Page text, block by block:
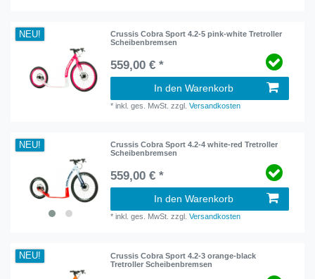
NEU!
Crussis Cobra Sport 4.2-5 pink-white Tretroller
Scheibenbremsen
559,00 € *
In den Warenkorb
*inkl. ges. MwSt. zzgl.Versandkosten
NEU!
Crussis Cobra Sport 4.2-4 white-red Tretroller
Scheibenbremsen
559,00 € *
In den Warenkorb
*inkl. ges. MwSt. zzgl.Versandkosten
NEU!
Crussis Cobra Sport 4.2-3 orange-black
Tretroller Scheibenbremsen